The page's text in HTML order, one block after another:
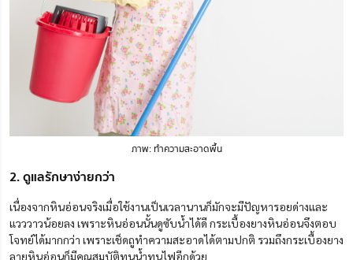
ภาพ: ทำความสะอาดพื้น
2. ดูแลรักษาง่ายกว่า
เนื่องจากหินอ่อนจริงเมื่อใช้งานเป็นเวลานานก็มักจะมีปัญหารอยด่างและ
แวววาวน้อยลง เพราะหินอ่อนนั้นดูซับน้ำได้ดี กระเบื้องยางหินอ่อนจึงตอบ
โจทย์ได้มากกว่า เพราะเช็ดถูทำความสะอาดได้ตามปกติ รวมถึงกระเบื้องยาง
ลายหินอ่อนก็มีคุณสมบัติทนน้ำทนไฟอีกด้วย